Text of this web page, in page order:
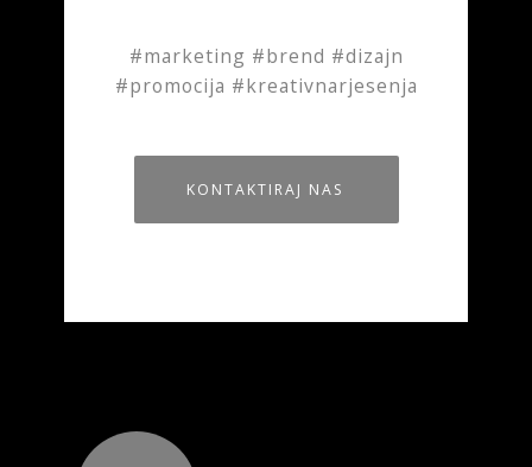
#marketing #brend #dizajn
#promocija #kreativnarjesenja
KONTAKTIRAJ NAS